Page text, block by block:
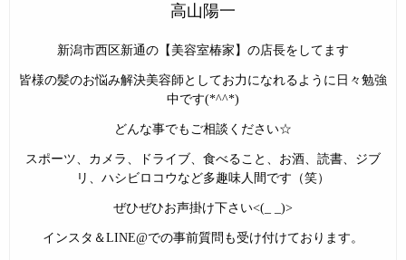
高山陽一
新潟市西区新通の【美容室椿家】の店長をしてます
皆様の髪のお悩み解決美容師としてお力になれるように日々勉強
中です(*^^*)
どんな事でもご相談ください☆
スポーツ、カメラ、ドライブ、食べること、お酒、読書、ジブ
リ、ハシビロコウなど多趣味人間です（笑）
ぜひぜひお声掛け下さい<(_ _)>
インスタ＆LINE@での事前質問も受け付けております。